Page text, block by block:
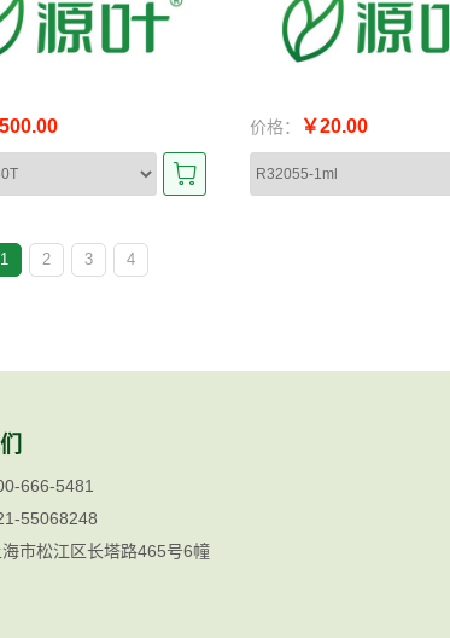
价格： ￥20.00
1 2 3 4
666-5481
55068248
市松江区长塔路465号6幢